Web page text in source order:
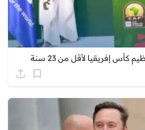
كأس إفريقيا لأقل من 23 سنة